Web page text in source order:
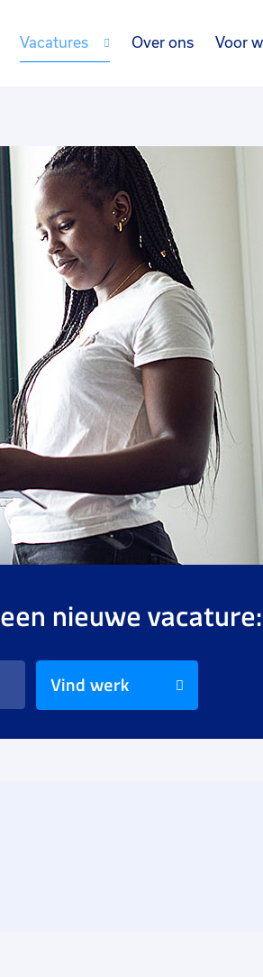
Vacatures Over ons Voor
nieuwe vacature:
Vind werk